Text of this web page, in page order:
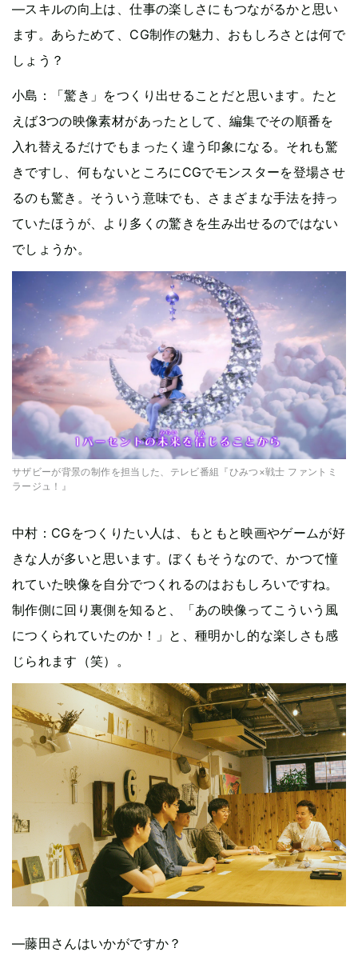
—スキルの向上は、仕事の楽しさにもつながるかと思い
ます。あらためて、CG制作の魅力、おもしろさとは何で
しょう？
小島：「驚き」をつくり出せることだと思います。たと
えば3つの映像素材があったとして、編集でその順番を
入れ替えるだけでもまったく違う印象になる。それも驚
きですし、何もないところにCGでモンスターを登場させ
るのも驚き。そういう意味でも、さまざまな手法を持っ
ていたほうが、より多くの驚きを生み出せるのではない
でしょうか。
サザビーが背景の制作を担当した、テレビ番組『ひみつ×戦士 ファントミ
ラージュ！』
中村：CGをつくりたい人は、もともと映画やゲームが好
きな人が多いと思います。ぼくもそうなので、かつて憧
れていた映像を自分でつくれるのはおもしろいですね。
制作側に回り裏側を知ると、「あの映像ってこういう風
につくられていたのか！」と、種明かし的な楽しさも感
じられます（笑）。
—藤田さんはいかがですか？